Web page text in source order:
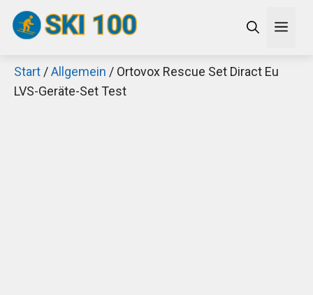
Zum
Inhalt
Start /Allgemein / Ortovox Rescue Set Diract Eu
LVS-Geräte-Set TestDecathlon Sale